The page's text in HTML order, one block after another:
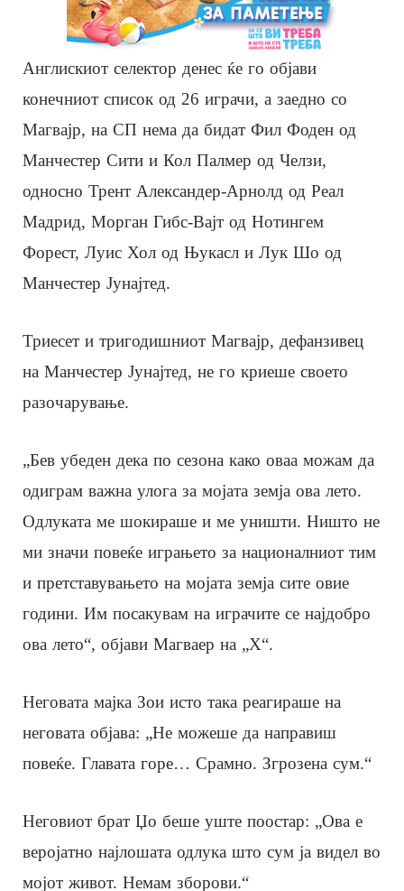
Англискиот селектор денес ќе го објави
конечниот список од 26 играчи, а заедно со
Магвајр, на СП нема да бидат Фил Фоден од
Манчестер Сити и Кол Палмер од Челзи,
односно Трент Александер-Арнолд од Реал
Мадрид, Морган Гибс-Вајт од Нотингем
Форест, Луис Хол од Њукасл и Лук Шо од
Манчестер Јунајтед.
Триесет и тригодишниот Магвајр, дефанзивец
на Манчестер Јунајтед, не го криеше своето
разочарување.
„Бев убеден дека по сезона како оваа можам да
одиграм важна улога за мојата земја ова лето.
Одлуката ме шокираше и ме уништи. Ништо не
ми значи повеќе играњето за националниот тим
и претставувањето на мојата земја сите овие
години. Им посакувам на играчите се најдобро
ова лето“, објави Магваер на „X“.
Неговата мајка Зои исто така реагираше на
неговата објава: „Не можеше да направиш
повеќе. Главата горе… Срамно. Згрозена сум.“
Неговиот брат Џо беше уште поостар: „Ова е
веројатно најлошата одлука што сум ја видел во
мојот живот. Немам зборови.“